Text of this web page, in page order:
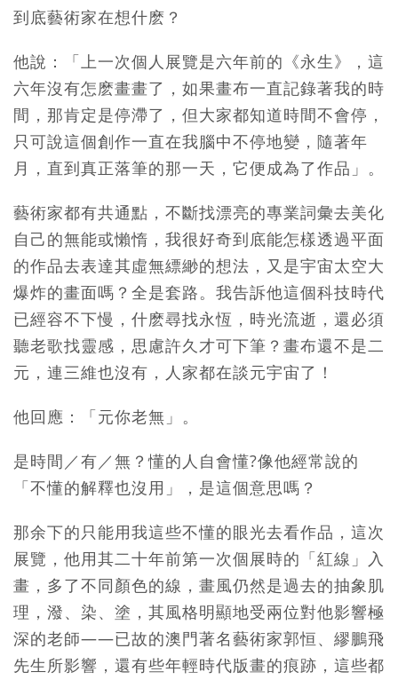
到底藝術家在想什麽？
他說：「上一次個人展覽是六年前的《永生》，這
六年沒有怎麽畫畫了，如果畫布一直記錄著我的時
間，那肯定是停滯了，但大家都知道時間不會停，
只可說這個創作一直在我腦中不停地變，隨著年
月，直到真正落筆的那一天，它便成為了作品」。
藝術家都有共通點，不斷找漂亮的專業詞彙去美化
自己的無能或懶惰，我很好奇到底能怎樣透過平面
的作品去表達其虛無縹緲的想法，又是宇宙太空大
爆炸的畫面嗎？全是套路。我告訴他這個科技時代
已經容不下慢，什麽尋找永恆，時光流逝，還必須
聽老歌找靈感，思慮許久才可下筆？畫布還不是二
元，連三維也沒有，人家都在談元宇宙了！
他回應：「元你老無」。
是時間／有／無？懂的人自會懂?像他經常說的
「不懂的解釋也沒用」，是這個意思嗎？
那余下的只能用我這些不懂的眼光去看作品，這次
展覽，他用其二十年前第一次個展時的「紅線」入
畫，多了不同顏色的線，畫風仍然是過去的抽象肌
理，潑、染、塗，其風格明顯地受兩位對他影響極
深的老師——已故的澳門著名藝術家郭恒、繆鵬飛
先生所影響，還有些年輕時代版畫的痕跡，這些都